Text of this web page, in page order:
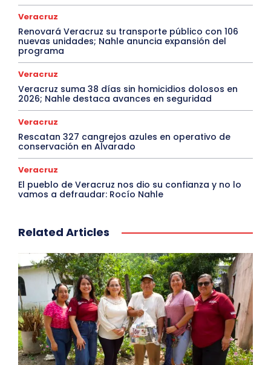
Veracruz
Renovará Veracruz su transporte público con 106
nuevas unidades; Nahle anuncia expansión del
programa
Veracruz
Veracruz suma 38 días sin homicidios dolosos en
2026; Nahle destaca avances en seguridad
Veracruz
Rescatan 327 cangrejos azules en operativo de
conservación en Alvarado
Veracruz
El pueblo de Veracruz nos dio su confianza y no lo
vamos a defraudar: Rocío Nahle
Related Articles